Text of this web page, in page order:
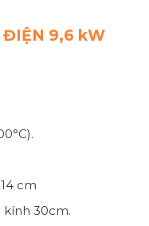
ĐIỆN 9,6 kW
cm
kính 30cm.